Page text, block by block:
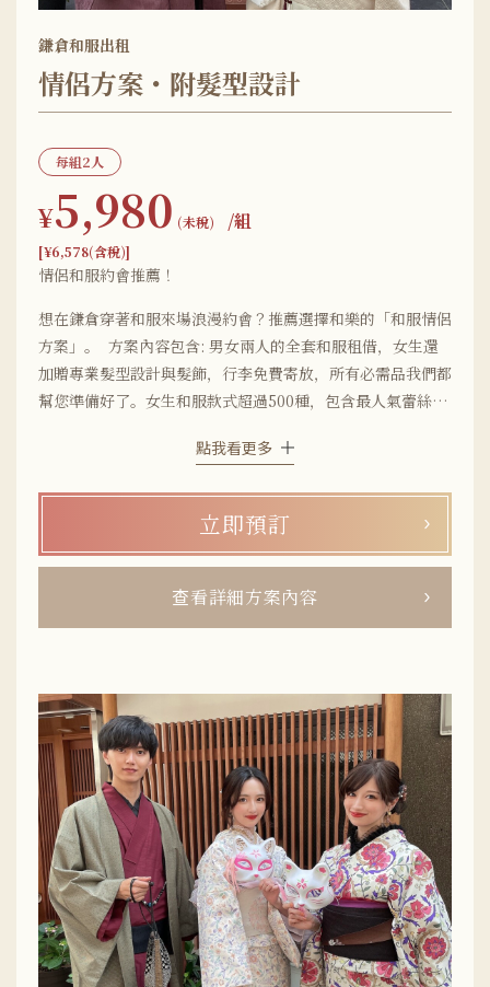
鎌倉和服出租
情侶方案・附髮型設計
每組2人
¥5,980 (未稅) /組
[¥6,578(含稅)]
情侶和服約會推薦！
想在鎌倉穿著和服來場浪漫約會？推薦選擇和樂的「和服情侶
方案」。 方案內容包含: 男女兩人的全套和服租借，女生還
加贈專業髮型設計與髮飾，行李免費寄放，所有必需品我們都
幫您準備好了。女生和服款式超過500種，包含最人氣蕾絲
上，穿搭組合豐富無限。再搭配上社群熱門的配件小物，立刻
從俐落帥氣到個性設計都有，可以依自己的風格自由挑選。情
侶方案比單人租借便宜超過1,000 日圓以上，是來鎌倉約會的
最佳選擇！
點我看更多
立即預訂
查看詳細方案內容